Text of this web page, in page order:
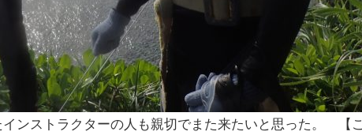
ンストラクターの人も親切でまた来たいと思った。 【こ